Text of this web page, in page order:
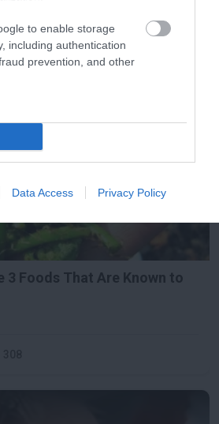
to enable storage
including authentication
prevention, and other
Data Access Privacy Policy
91
3 Foods That Are Known to